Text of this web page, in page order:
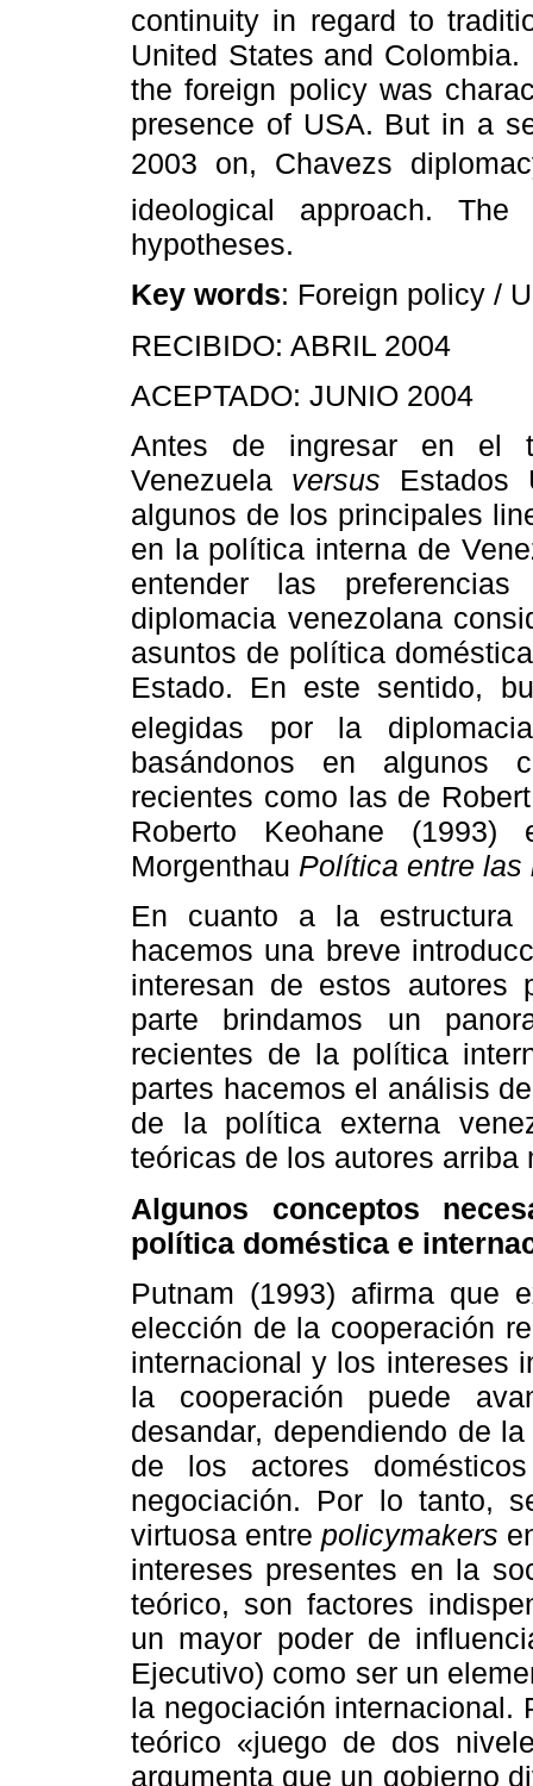
continuity in regard to
United States and
the foreign policy was
presence of USA. But in a
2003 on, Chavezs
ideological approach.
hypotheses.
Key words: Foreign policy /
RECIBIDO: ABRIL 2004
ACEPTADO: JUNIO 2004
Antes de ingresar en el
Venezuela versus Estados
algunos de los principales
en la política interna de
entender las
diplomacia venezolana
asuntos de política
Estado. En este sentido,
elegidas por la
basándonos en algunos
recientes como las de
Roberto Keohane
Morgenthau Política entre las
En cuanto a la estructura
hacemos una breve
interesan de estos autores
parte brindamos un
recientes de la política
partes hacemos el análisis
de la política externa
teóricas de los autores arriba
Algunos conceptos
política doméstica e
Putnam (1993) afirma que
elección de la cooperación
internacional y los intereses
la cooperación puede
desandar, dependiendo de
de los actores
negociación. Por lo tanto,
virtuosa entre policymakers
intereses presentes en la
teórico, son factores
un mayor poder de
Ejecutivo) como ser un
la negociación internacional.
teórico «juego de dos
argumenta que un gobierno